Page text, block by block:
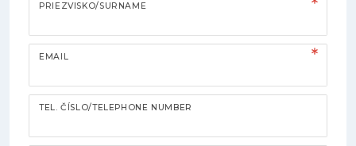
PRIEZVISKO/SURNAME
EMAIL
TEL. ČÍSLO/TELEPHONE NUMBER